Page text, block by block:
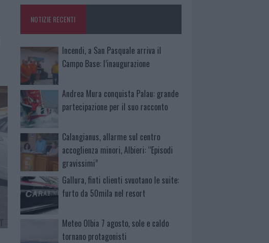
NOTIZIE RECENTI
Incendi, a San Pasquale arriva il
Campo Base: l’inaugurazione
Andrea Mura conquista Palau: grande
partecipazione per il suo racconto
Calangianus, allarme sul centro
accoglienza minori, Albieri: “Episodi
gravissimi”
Gallura, finti clienti svuotano le suite:
furto da 50mila nel resort
Meteo Olbia 7 agosto, sole e caldo
tornano protagonisti